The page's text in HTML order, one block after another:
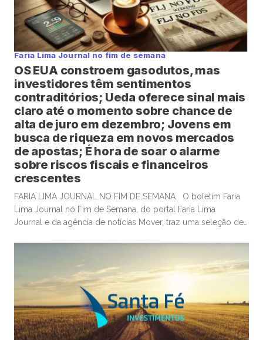
Faria Lima Journal no fim de semana
OS EUA constroem gasodutos, mas
investidores têm sentimentos
contraditórios; Ueda oferece sinal mais
claro até o momento sobre chance de
alta de juro em dezembro; Jovens em
busca de riqueza em novos mercados
de apostas; É hora de soar o alarme
sobre riscos fiscais e financeiros
crescentes
FARIA LIMA JOURNAL NO FIM DE SEMANA O boletim Faria
Lima Journal no Fim de Semana, do portal Faria Lima
Journal e da agência de notícias Mover, traz uma seleção de
algum tempo no sábado e domingo para leituras mais
aprofundadas de boas histórias e materiais informativos. OS
EUA constroem gasodutos; mas investidores […]